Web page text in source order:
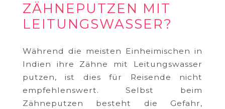
ZÄHNEPUTZEN MIT
LEITUNGSWASSER?
Während die meisten Einheimischen in
Indien ihre Zähne mit Leitungswasser
putzen, ist dies für Reisende nicht
empfehlenswert. Selbst beim
Zähneputzen besteht die Gefahr,